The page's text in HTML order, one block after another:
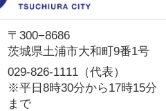
〒300−8686
茨城県土浦市大和町9番1号
029-826-1111（代表）
※平日8時30分から17時15分
まで